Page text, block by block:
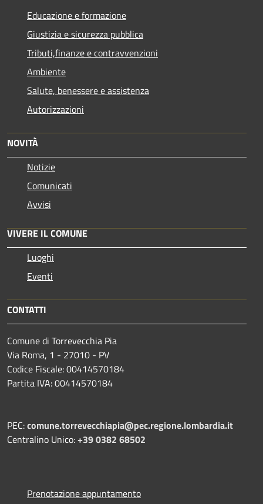
Educazione e formazione
Giustizia e sicurezza pubblica
Tributi,finanze e contravvenzioni
Ambiente
Salute, benessere e assistenza
Autorizzazioni
NOVITÀ
Notizie
Comunicati
Avvisi
VIVERE IL COMUNE
Luoghi
Eventi
CONTATTI
Comune di Torrevecchia Pia
Via Roma, 1 - 27010 - PV
Codice Fiscale: 00414570184
Partita IVA: 00414570184
PEC:comune.torrevecchiapia@pec.regione.lombardia.it
Centralino Unico:+39 0382 68502
Prenotazione appuntamento